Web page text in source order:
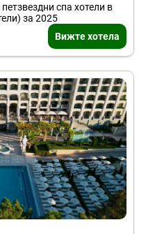
спа хотели в
за 2025
Вижте хотела